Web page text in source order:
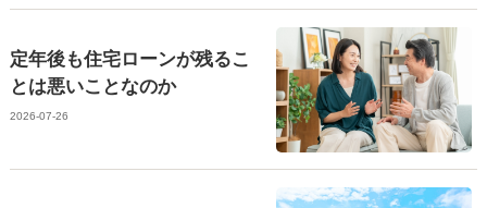
定年後も住宅ローンが残るこ
とは悪いことなのか
2026-07-26